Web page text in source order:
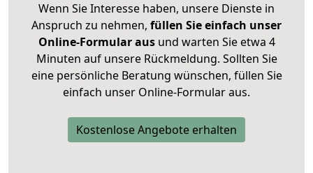
Wenn Sie Interesse haben, unsere Dienste in
Anspruch zu nehmen, füllen Sie einfach unser
Online-Formular ausund warten Sie etwa 4
Minuten auf unsere Rückmeldung. Sollten Sie
eine persönliche Beratung wünschen, füllen Sie
einfach unser Online-Formular aus.
Kostenlose Angebote erhalten